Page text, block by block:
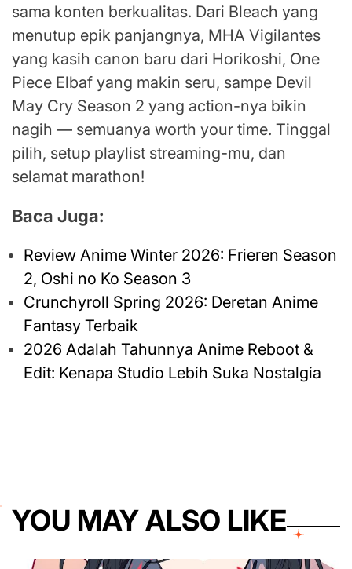
sama konten berkualitas. Dari Bleach yang
menutup epik panjangnya, MHA Vigilantes
yang kasih canon baru dari Horikoshi, One
Piece Elbaf yang makin seru, sampe Devil
May Cry Season 2 yang action-nya bikin
nagih — semuanya worth your time. Tinggal
pilih, setup playlist streaming-mu, dan
selamat marathon!
Baca Juga:
Review Anime Winter 2026: Frieren Season
2, Oshi no Ko Season 3
Crunchyroll Spring 2026: Deretan Anime
Fantasy Terbaik
2026 Adalah Tahunnya Anime Reboot &
Edit: Kenapa Studio Lebih Suka Nostalgia
YOU MAY ALSO LIKE